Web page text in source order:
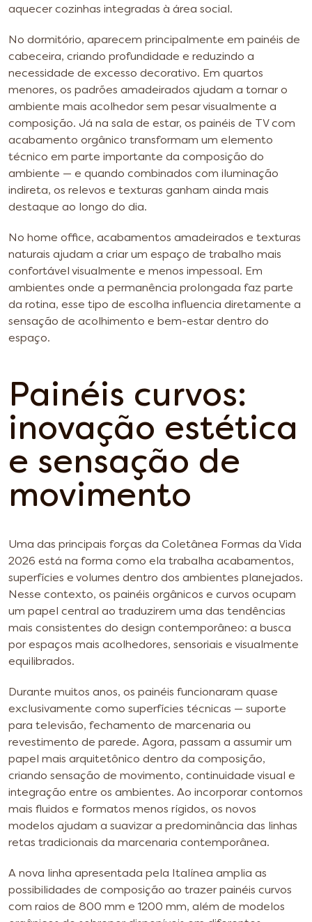
aquecer cozinhas integradas à área social.
No dormitório, aparecem principalmente em painéis de
cabeceira, criando profundidade e reduzindo a
necessidade de excesso decorativo. Em quartos
menores, os padrões amadeirados ajudam a tornar o
ambiente mais acolhedor sem pesar visualmente a
composição. Já na sala de estar, os painéis de TV com
acabamento orgânico transformam um elemento
técnico em parte importante da composição do
ambiente — e quando combinados com iluminação
indireta, os relevos e texturas ganham ainda mais
destaque ao longo do dia.
No home office, acabamentos amadeirados e texturas
naturais ajudam a criar um espaço de trabalho mais
confortável visualmente e menos impessoal. Em
ambientes onde a permanência prolongada faz parte
da rotina, esse tipo de escolha influencia diretamente a
sensação de acolhimento e bem-estar dentro do
espaço.
Painéis curvos:
inovação estética
e sensação de
movimento
Uma das principais forças da Coletânea Formas da Vida
2026 está na forma como ela trabalha acabamentos,
superfícies e volumes dentro dos ambientes planejados.
Nesse contexto, os painéis orgânicos e curvos ocupam
um papel central ao traduzirem uma das tendências
mais consistentes do design contemporâneo: a busca
por espaços mais acolhedores, sensoriais e visualmente
equilibrados.
Durante muitos anos, os painéis funcionaram quase
exclusivamente como superfícies técnicas — suporte
para televisão, fechamento de marcenaria ou
revestimento de parede. Agora, passam a assumir um
papel mais arquitetônico dentro da composição,
criando sensação de movimento, continuidade visual e
integração entre os ambientes. Ao incorporar contornos
mais fluidos e formatos menos rígidos, os novos
modelos ajudam a suavizar a predominância das linhas
retas tradicionais da marcenaria contemporânea.
A nova linha apresentada pela Italínea amplia as
possibilidades de composição ao trazer painéis curvos
com raios de 800 mm e 1200 mm, além de modelos